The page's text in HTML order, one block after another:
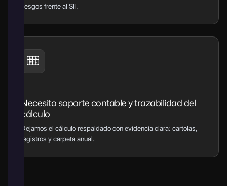
riesgos frente al SII.
Necesito soporte contable y trazabilidad del
cálculo
Dejamos el cálculo respaldado con evidencia clara: cartolas,
registros y carpeta anual.